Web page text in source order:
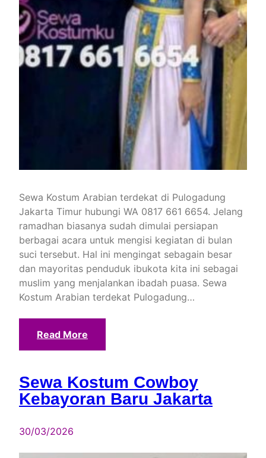
Sewa Kostum Arabian terdekat di Pulogadung
Jakarta Timur hubungi WA 0817 661 6654. Jelang
ramadhan biasanya sudah dimulai persiapan
berbagai acara untuk mengisi kegiatan di bulan
suci tersebut. Hal ini mengingat sebagain besar
dan mayoritas penduduk ibukota kita ini sebagai
muslim yang menjalankan ibadah puasa. Sewa
Kostum Arabian terdekat Pulogadung…
Read More
Sewa Kostum Cowboy
Kebayoran Baru Jakarta
30/03/2026